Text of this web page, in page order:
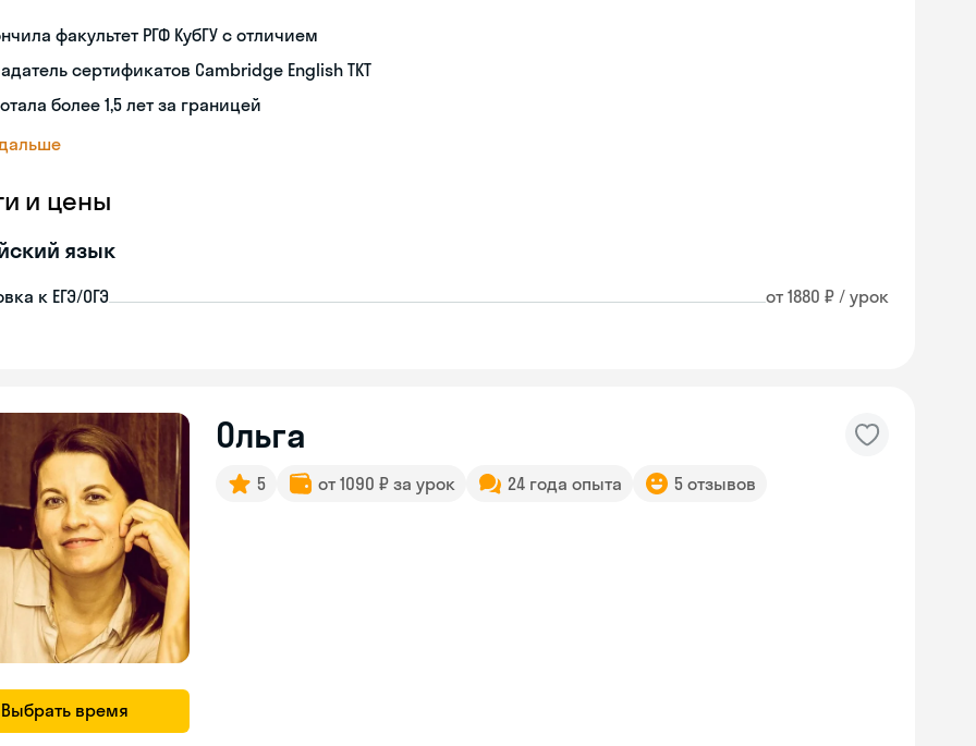
факультет РГФ КубГУ с отличием
сертификатов Cambridge English TKT
более 1,5 лет за границей
и цены
язык
к ЕГЭ/ОГЭ от 1880 ₽ / урок
Выбрать время
Ольга
5 от 1090 ₽ за урок 24 года опыта 5 отзывов